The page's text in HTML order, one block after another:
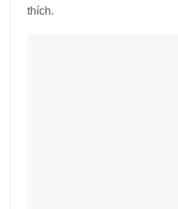
thích.